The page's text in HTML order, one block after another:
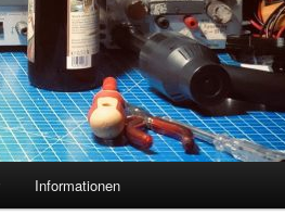
Informationen